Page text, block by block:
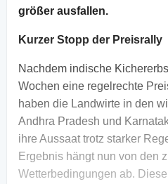
größer ausfallen.
Kurzer Stopp der Preisrally
Nachdem indische
Wochen eine regelrechte
haben die Landwirte in den
Andhra Pradesh und
ihre Aussaat trotz starker
Ergebnis hängt nun von den
Wetterbedingungen ab.